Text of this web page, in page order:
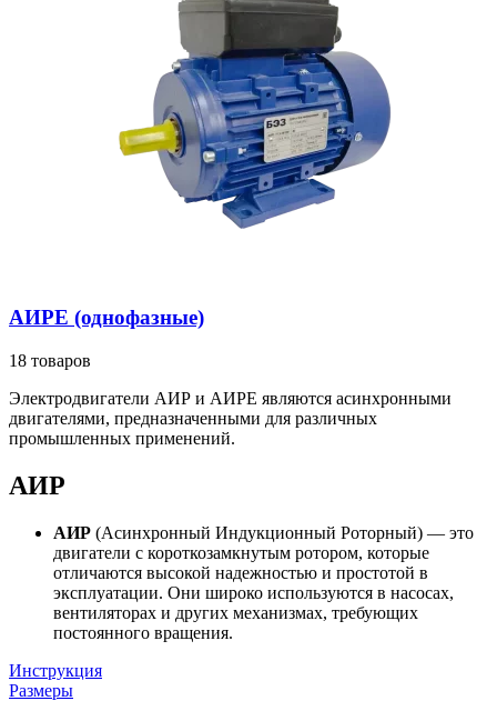
АИРЕ (однофазные)
18 товаров
Электродвигатели АИР и АИРЕ являются асинхронными
двигателями, предназначенными для различных
промышленных применений.
АИР
АИР (Асинхронный Индукционный Роторный) — это
двигатели с короткозамкнутым ротором, которые
отличаются высокой надежностью и простотой в
эксплуатации. Они широко используются в насосах,
вентиляторах и других механизмах, требующих
постоянного вращения.
Инструкция
Размеры